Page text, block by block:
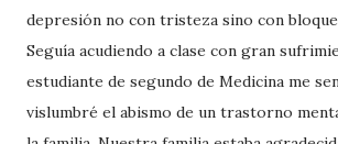
depresión no con tristeza sino con
Seguía acudiendo a clase con gran
estudiante de segundo de Medicina me
vislumbré el abismo de un trastorno